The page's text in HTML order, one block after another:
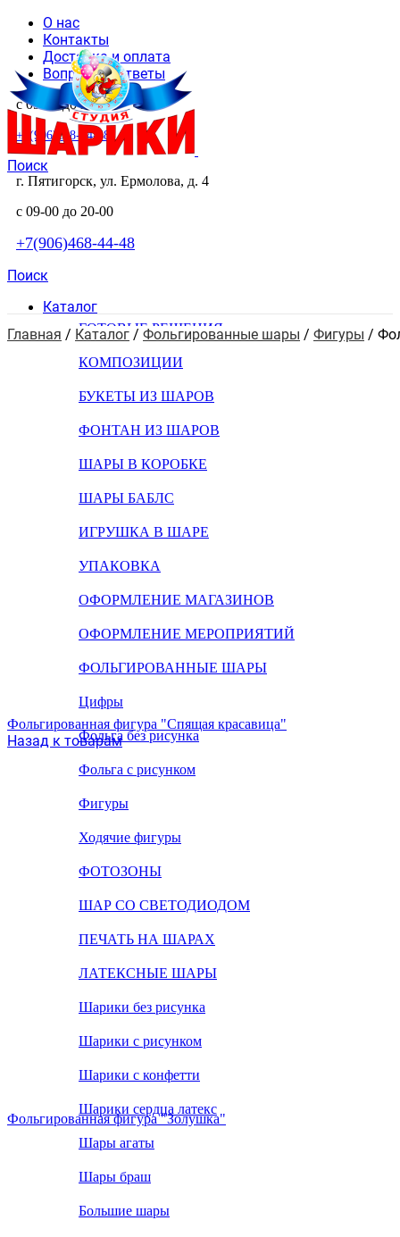
О нас
Контакты
Доставка и оплата
Вопросы и ответы
с 09-00 до 20-00
+7(906)468-44-48
Поиск
г. Пятигорск, ул. Ермолова, д. 4
с 09-00 до 20-00
+7(906)468-44-48
Поиск
Каталог
ГОТОВЫЕ РЕШЕНИЯ
КОМПОЗИЦИИ
БУКЕТЫ ИЗ ШАРОВ
ФОНТАН ИЗ ШАРОВ
ШАРЫ В КОРОБКЕ
ШАРЫ БАБЛС
ИГРУШКА В ШАРЕ
УПАКОВКА
ОФОРМЛЕНИЕ МАГАЗИНОВ
ОФОРМЛЕНИЕ МЕРОПРИЯТИЙ
ФОЛЬГИРОВАННЫЕ ШАРЫ
Цифры
Фольга без рисунка
Фольга с рисунком
Фигуры
Ходячие фигуры
ФОТОЗОНЫ
ШАР СО СВЕТОДИОДОМ
ПЕЧАТЬ НА ШАРАХ
ЛАТЕКСНЫЕ ШАРЫ
Шарики без рисунка
Шарики с рисунком
Шарики с конфетти
Шарики сердца латекс
Шары агаты
Шары браш
Большие шары
Главная / Каталог / Фольгированные шары / Фигуры /
Фольгированная фигура "Спящая красавица"
Назад к товарам
Фольгированная фигура "Золушка"